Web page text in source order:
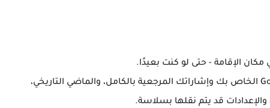
الإقامة - حتى لو كنت بعيدًا.
تسجيل الدخول مع حساب موقع Google الخاص بك وإشاراتك المرجعية بالكامل، والماضي التاريخي،
والإعدادات قد يتم نقلها بسلاسة.